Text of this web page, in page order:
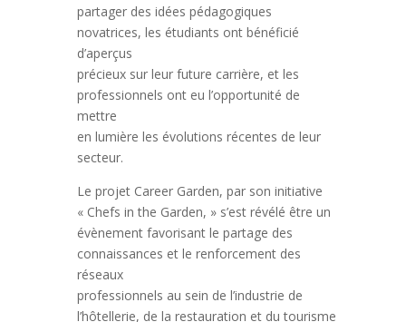
partager des idées pédagogiques
novatrices, les étudiants ont bénéficié
d’aperçus
précieux sur leur future carrière, et les
professionnels ont eu l’opportunité de
mettre
en lumière les évolutions récentes de leur
secteur.
Le projet Career Garden, par son initiative
« Chefs in the Garden, » s’est révélé être un
évènement favorisant le partage des
connaissances et le renforcement des
réseaux
professionnels au sein de l’industrie de
l’hôtellerie, de la restauration et du tourisme